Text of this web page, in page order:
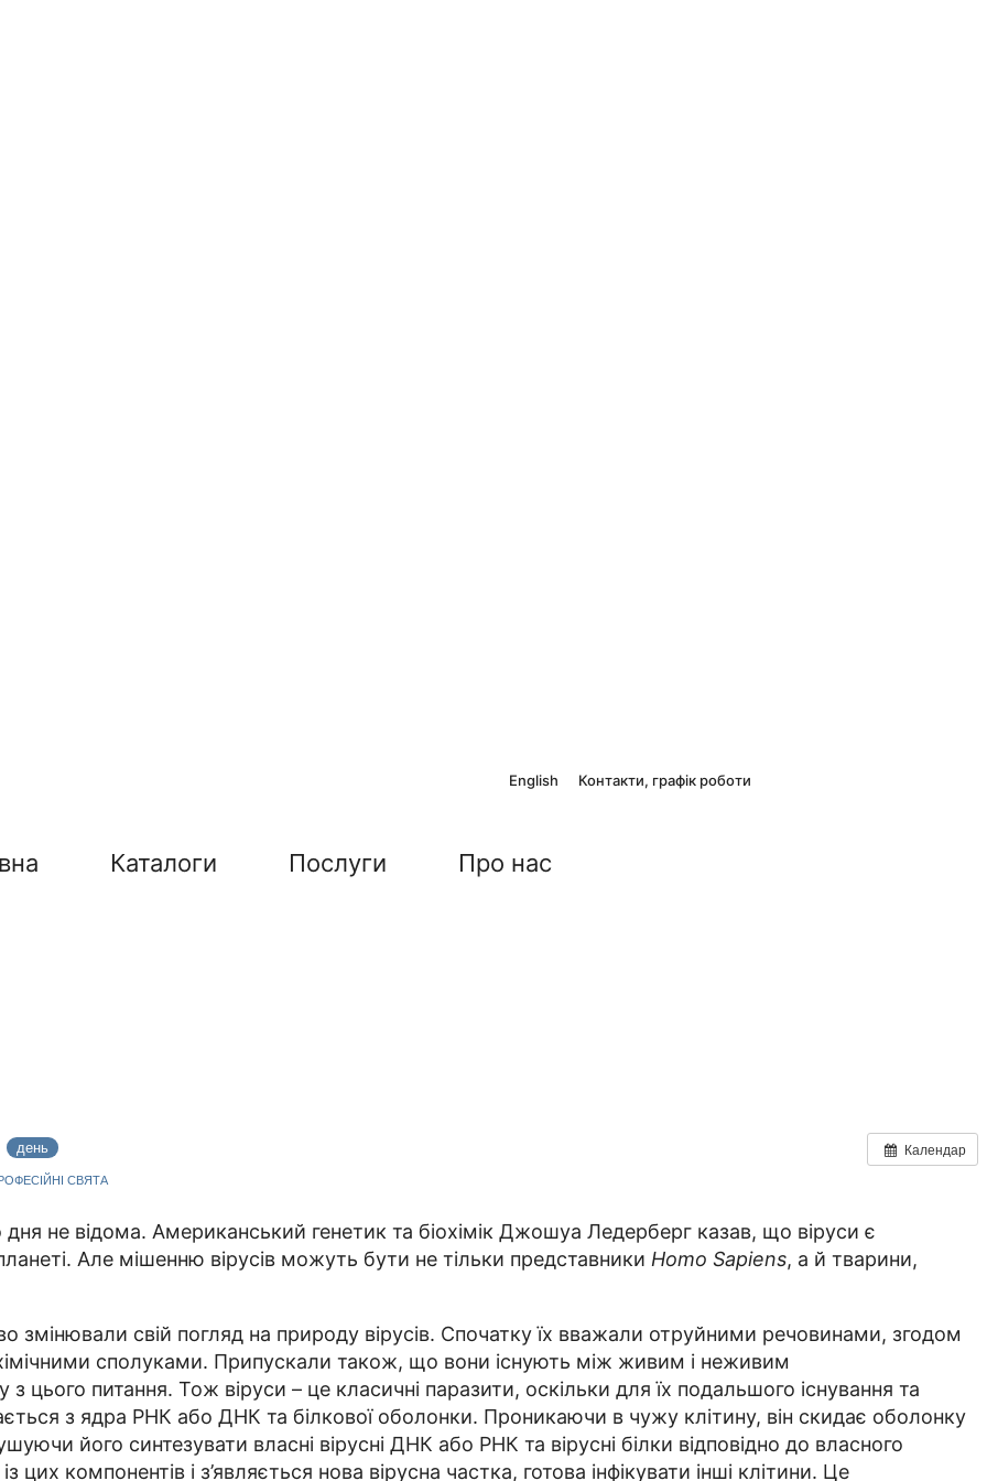
English Контакти, графік роботи
Каталоги Послуги Про нас
Календар
день
СВЯТА
дня не відома. Американський генетик та біохімік Джошуа Ледерберг казав, що віруси є
Але мішенню вірусів можуть бути не тільки представники Homo Sapiens, а й тварини,
змінювали свій погляд на природу вірусів. Спочатку їх вважали отруйними речовинами, згодом
сполуками. Припускали також, що вони існують між живим і неживим
цього питання. Тож віруси – це класичні паразити, оскільки для їх подальшого існування та
з ядра РНК або ДНК та білкової оболонки. Проникаючи в чужу клітину, він скидає оболонку
його синтезувати власні вірусні ДНК або РНК та вірусні білки відповідно до власного
цих компонентів і з’являється нова вірусна частка, готова інфікувати інші клітини. Це